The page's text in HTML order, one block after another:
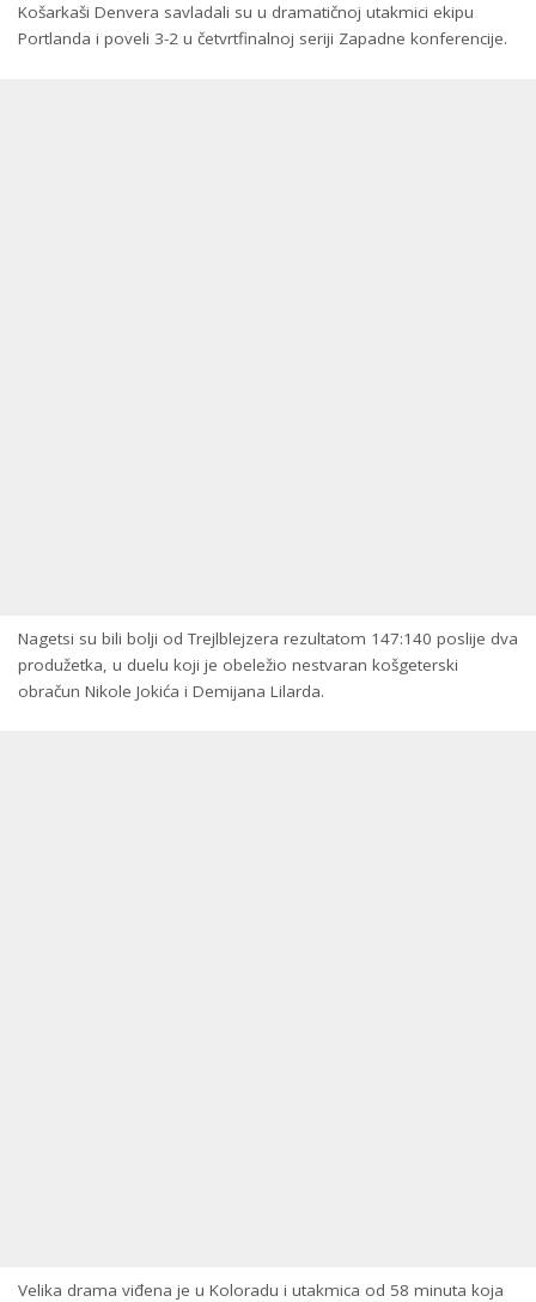
Košarkaši Denvera savladali su u dramatičnoj utakmici ekipu
Portlanda i poveli 3-2 u četvrtfinalnoj seriji Zapadne konferencije.
Nagetsi su bili bolji od Trejlblejzera rezultatom 147:140 poslije dva
produžetka, u duelu koji je obeležio nestvaran košgeterski
obračun Nikole Јokića i Demijana Lilarda.
Velika drama viđena je u Koloradu i utakmica od 58 minuta koja